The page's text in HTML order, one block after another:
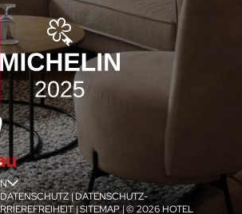
jSPA
DATENSCHUTZ|DATENSCHUTZ-
|SITEMAP|© 2026 HOTEL